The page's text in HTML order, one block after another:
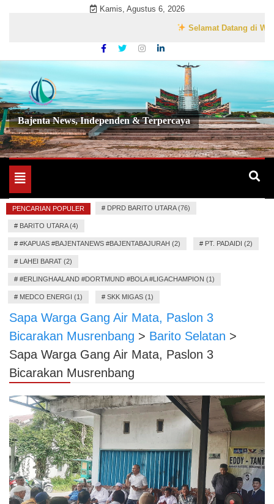
Kamis, Agustus 6, 2026
Selamat Datang di Website
Bajenta News, Independen & Terpercaya
Toggle
navigation
PENCARIAN POPULER # DPRD BARITO UTARA (76)
# BARITO UTARA (4)
# #KAPUAS #BAJENTANEWS #BAJENTABAJURAH (2) # PT. PADAIDI (2)
# LAHEI BARAT (2)
# #ERLINGHAALAND #DORTMUND #BOLA #LIGACHAMPION (1)
# MEDCO ENERGI (1) # SKK MIGAS (1)
Sapa Warga Gang Air Mata, Paslon 3
Bicarakan Musrenbang > Barito Selatan >
Sapa Warga Gang Air Mata, Paslon 3
Bicarakan Musrenbang